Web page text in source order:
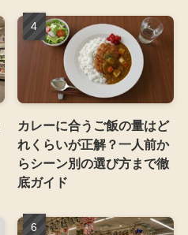
カレーに合うご飯の量はど
れくらいが正解？一人前か
らシーン別の選び方まで徹
底ガイド